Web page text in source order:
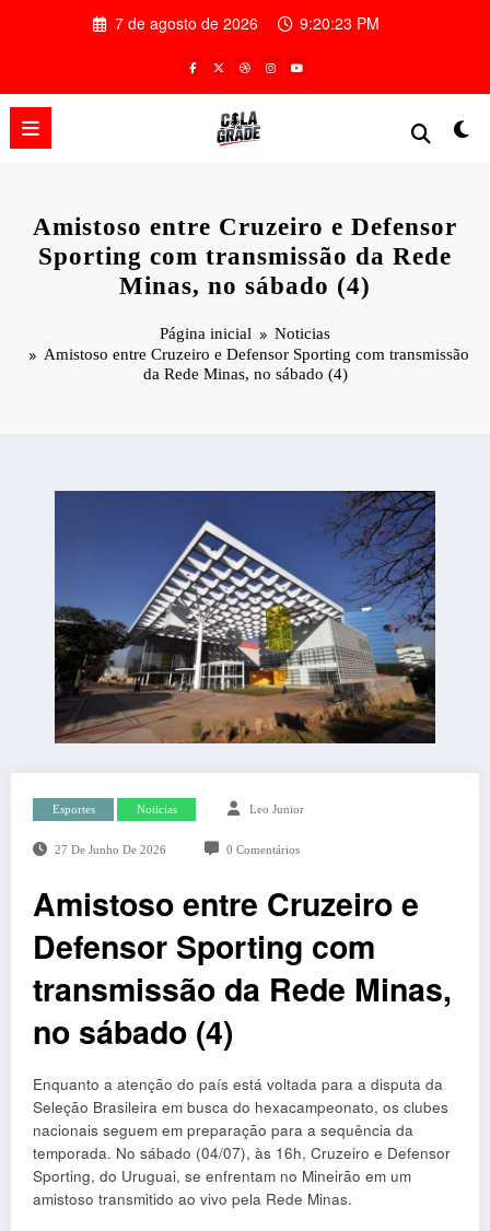
7 de agosto de 2026 9:20:24 PM
Amistoso entre Cruzeiro e Defensor
Sporting com transmissão da Rede
Minas, no sábado (4)
Página inicial
Noticias
Amistoso entre Cruzeiro e Defensor Sporting com transmissão
da Rede Minas, no sábado (4)
Esportes Noticias Leo Junior
27 De Junho De 2026 0 Comentários
Amistoso entre Cruzeiro e
Defensor Sporting com
transmissão da Rede Minas,
no sábado (4)
Enquanto a atenção do país está voltada para a disputa da
Seleção Brasileira em busca do hexacampeonato, os clubes
nacionais seguem em preparação para a sequência da
temporada. No sábado (04/07), às 16h, Cruzeiro e Defensor
Sporting, do Uruguai, se enfrentam no Mineirão em um
amistoso transmitido ao vivo pela Rede Minas.